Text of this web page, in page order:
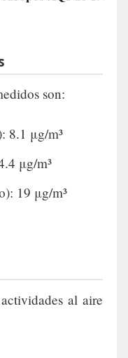
son:
8.1 μg/m³
μg/m³
19 μg/m³
al aire